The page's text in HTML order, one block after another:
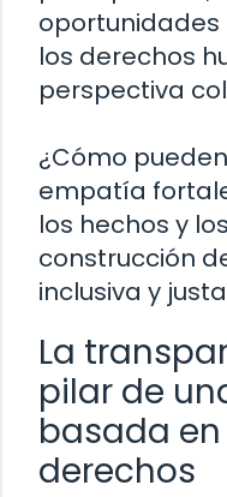
los derechos
perspectiva
¿Cómo
empatía
los hechos y
construcción
inclusiva y
La
pilar de
basada
derechos